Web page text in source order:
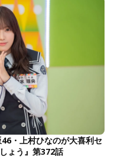
・上村ひなのが大喜利セ
ょう』第372話